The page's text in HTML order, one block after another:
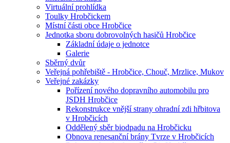
Virtuální prohlídka
Toulky Hrobčickem
Místní části obce Hrobčice
Jednotka sboru dobrovolných hasičů Hrobčice
Základní údaje o jednotce
Galerie
Sběrný dvůr
Veřejná pohřebiště - Hrobčice, Chouč, Mrzlice, Mukov
Veřejné zakázky
Pořízení nového dopravního automobilu pro
JSDH Hrobčice
Rekonstrukce vnější strany ohradní zdi hřbitova
v Hrobčicích
Oddělený sběr biodpadu na Hrobčicku
Obnova renesanční brány Tvrze v Hrobčicích